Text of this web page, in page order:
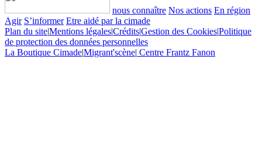
nous connaître Nos actions En région
Agir S’informer Etre aidé par la cimade
Plan du site|Mentions légales|Crédits|Gestion des Cookies|Politique
de protection des données personnelles
La Boutique Cimade|Migrant'scène| Centre Frantz Fanon